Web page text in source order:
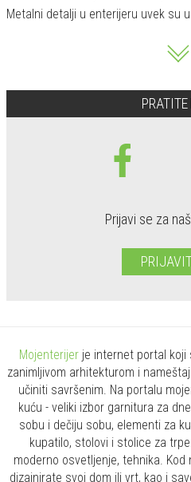
Metalni detalji u enterijeru uvek su
Prijavi se za
Mojenterijer je internet portal koji
zanimljivom arhitekturom i
učiniti savršenim. Na portalu
kuću - veliki izbor garnitura za
sobu i dečiju sobu, elementi za
kupatilo, stolovi i stolice za
moderno osvetljenje, tehnika.
dizajnirate svoj dom ili vrt, kao i